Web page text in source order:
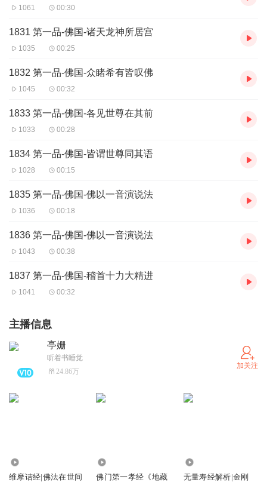
1061 00:30
1831 第一品-佛国-诸天龙神所居宫
1035 00:25
1832 第一品-佛国-众睹希有皆叹佛
1045 00:32
1833 第一品-佛国-各见世尊在其前
1033 00:28
1834 第一品-佛国-皆谓世尊同其语
1028 00:15
1835 第一品-佛国-佛以一音演说法
1036 00:18
1836 第一品-佛国-佛以一音演说法
1043 00:38
1837 第一品-佛国-稽首十力大精进
1041 00:32
主播信息
亭姗
听着书睡觉
24.86万
加关注
维摩诘经|佛法在世间
佛门第一孝经《地藏
无量寿经解析|金刚